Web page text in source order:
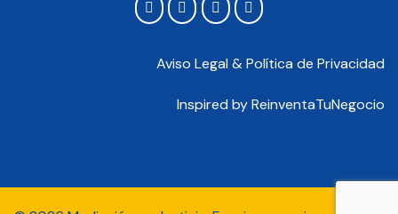
Aviso Legal & Política de Privacidad
Inspired byReinventaTuNegocio